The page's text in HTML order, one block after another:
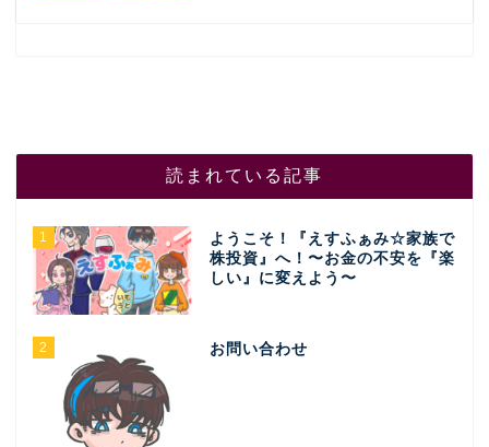
読まれている記事
1
ようこそ！『えすふぁみ☆家族で
株投資』へ！〜お金の不安を『楽
しい』に変えよう〜
2 お問い合わせ